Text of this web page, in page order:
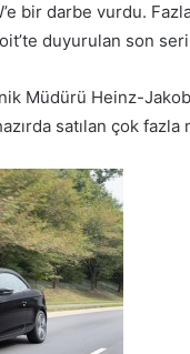
bir darbe vurdu.
duyurulan son
Müdürü Heinz-
satılan çok fazla